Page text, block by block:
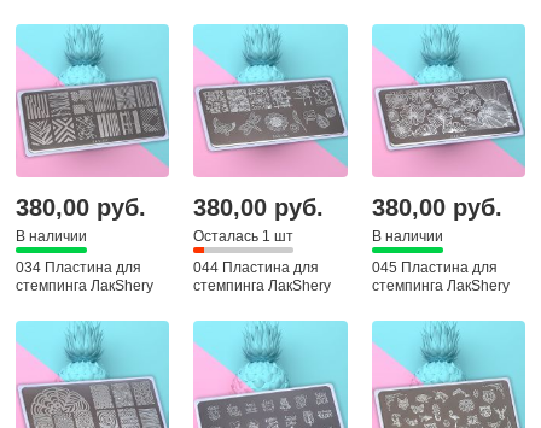
380,00 руб.
В наличии
034 Пластина для
стемпинга ЛакShery
380,00 руб.
Осталась 1 шт
044 Пластина для
стемпинга ЛакShery
380,00 руб.
В наличии
045 Пластина для
стемпинга ЛакShery